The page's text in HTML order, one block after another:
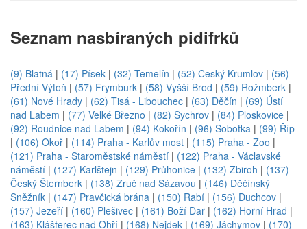
Seznam nasbíraných pidifrků
(9) Blatná | (17) Písek | (32) Temelín | (52) Český Krumlov | (56)
Přední Výtoň | (57) Frymburk | (58) Vyšší Brod | (59) Rožmberk |
(61) Nové Hrady | (62) Tisá - Libouchec | (63) Děčín | (69) Ústí
nad Labem | (77) Velké Březno | (82) Sychrov | (84) Ploskovice |
(92) Roudnice nad Labem | (94) Kokořín | (96) Sobotka | (99) Říp
| (106) Okoř | (114) Praha - Karlův most | (115) Praha - Zoo |
(121) Praha - Staroměstské náměstí | (122) Praha - Václavské
náměstí | (127) Karlštejn | (129) Průhonice | (132) Zbiroh | (137)
Český Šternberk | (138) Zruč nad Sázavou | (146) Děčínský
Sněžník | (147) Pravčická brána | (150) Rabí | (156) Duchcov |
(157) Jezeří | (160) Plešivec | (161) Boží Dar | (162) Horní Hrad |
(163) Klášterec nad Ohří | (168) Nejdek | (169) Jáchymov | (170)